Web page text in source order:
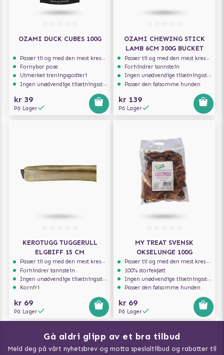
OZAMI DUCK CUBES 100G
Passer til og med den mest kresne hunden
Fornybar pose
Utmerket treningsgodteri
Ingen unødvendige tilsetningsstoffer
kr 39
På Lager
OZAMI CHEWING STICK
LAMB 6CM 300G BUCKET
Passer til og med den mest kresne hunden
Forhindrer tannstein
Ingen unødvendige tilsetningsstoffer
Passer den følsomme hunden
kr 139
På Lager
KEROTUGG TUGGERULL
ELGBIFF 15 CM
Passer til og med den mest kresne hunden
Forhindrer tannstein
Ingen unødvendige tilsetningsstoffer
Kornfri
kr 69
På Lager
MY TREAT SVENSK
OKSELUNGE 100G
Passer til og med den mest kresne hunden
100% storfekjøtt
Ingen unødvendige tilsetningsstoffer
Passer den følsomme hunden
kr 69
På Lager
Gå aldri glipp av et bra tilbud
Meld deg på vårt nyhetsbrev og motta spesialtilbud og rabatter til